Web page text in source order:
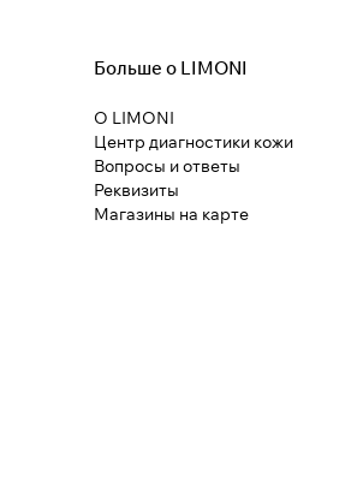
Больше о LIMONI
О LIMONI
Центр диагностики кожи
Вопросы и ответы
Реквизиты
Магазины на карте